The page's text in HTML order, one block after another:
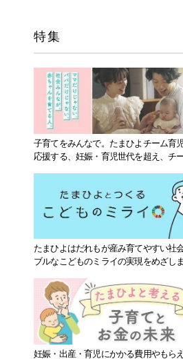
特集
子育てをみんなで。たまひよチーム育
応援する、妊娠・育児世代を超え、チ
たまひよはだれもが産み育てやすい社
ブルなこどものミライの実現をめざし
妊娠・出産・育児にかかる費用やもら